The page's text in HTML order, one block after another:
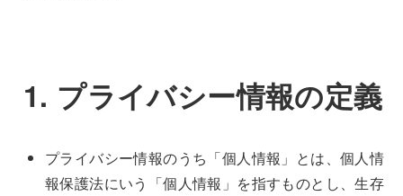
1. プライバシー情報の定義
プライバシー情報のうち「個人情報」とは、個人情
報保護法にいう「個人情報」を指すものとし、生存